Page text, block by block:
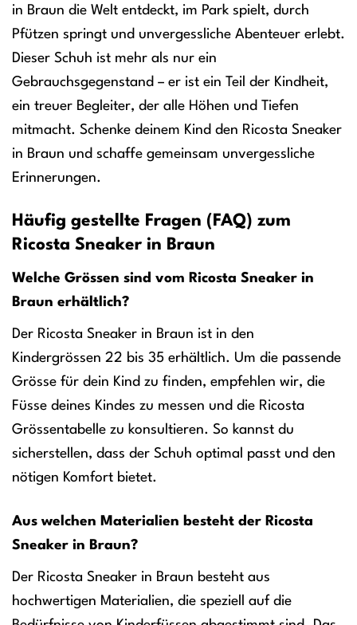
in Braun die Welt entdeckt, im Park spielt, durch
Pfützen springt und unvergessliche Abenteuer erlebt.
Dieser Schuh ist mehr als nur ein
Gebrauchsgegenstand – er ist ein Teil der Kindheit,
ein treuer Begleiter, der alle Höhen und Tiefen
mitmacht. Schenke deinem Kind den Ricosta Sneaker
in Braun und schaffe gemeinsam unvergessliche
Erinnerungen.
Häufig gestellte Fragen (FAQ) zum
Ricosta Sneaker in Braun
Welche Grössen sind vom Ricosta Sneaker in
Braun erhältlich?
Der Ricosta Sneaker in Braun ist in den
Kindergrössen 22 bis 35 erhältlich. Um die passende
Grösse für dein Kind zu finden, empfehlen wir, die
Füsse deines Kindes zu messen und die Ricosta
Grössentabelle zu konsultieren. So kannst du
sicherstellen, dass der Schuh optimal passt und den
nötigen Komfort bietet.
Aus welchen Materialien besteht der Ricosta
Sneaker in Braun?
Der Ricosta Sneaker in Braun besteht aus
hochwertigen Materialien, die speziell auf die